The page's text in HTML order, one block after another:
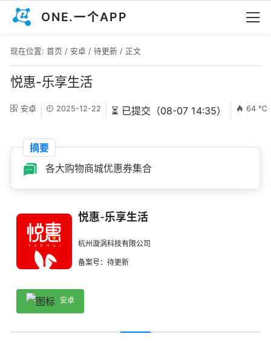
ONE.一个APP
现在位置: 首页 / 安卓 / 待更新 / 正文
悦惠-乐享生活
安卓 2025-12-22 ⏳ 已提交（08-07 14:35） 64 ℃
摘要
各大购物商城优惠券集合
悦惠-乐享生活
杭州漩涡科技有限公司
备案号：待更新
安卓